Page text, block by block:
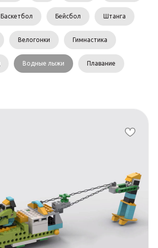
Баскетбол Бейсбол Штанга
Велогонки Гимнастика
Водные лыжи Плавание